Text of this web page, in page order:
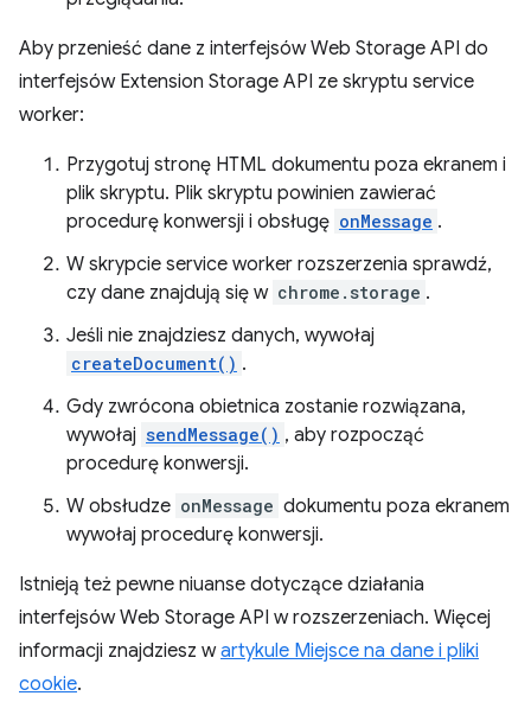
Aby przenieść dane z interfejsów Web Storage API do
interfejsów Extension Storage API ze skryptu service
worker:
Przygotuj stronę HTML dokumentu poza ekranem i
plik skryptu. Plik skryptu powinien zawierać
procedurę konwersji i obsługę onMessage .
W skrypcie service worker rozszerzenia sprawdź,
czy dane znajdują się w chrome.storage .
Jeśli nie znajdziesz danych, wywołaj
createDocument() .
Gdy zwrócona obietnica zostanie rozwiązana,
wywołaj sendMessage() , aby rozpocząć
procedurę konwersji.
W obsłudze onMessage dokumentu poza ekranem
wywołaj procedurę konwersji.
Istnieją też pewne niuanse dotyczące działania
interfejsów Web Storage API w rozszerzeniach. Więcej
informacji znajdziesz wartykule Miejsce na dane i pliki
cookie.